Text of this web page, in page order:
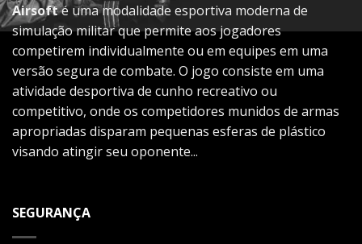
Airsofté uma modalidade esportiva moderna de
simulação militar que permite aos jogadores
competirem individualmente ou em equipes em uma
versão segura de combate. O jogo consiste em uma
atividade desportiva de cunho recreativo ou
competitivo, onde os competidores munidos de armas
apropriadas disparam pequenas esferas de plástico
visando atingir seu oponente...
SEGURANÇA